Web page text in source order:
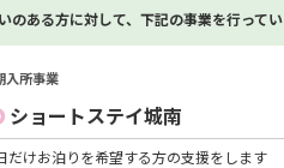
ある方に対して、下記の事業を行ってい
入所事業
ショートステイ城南
だけお泊りを希望する方の支援をします